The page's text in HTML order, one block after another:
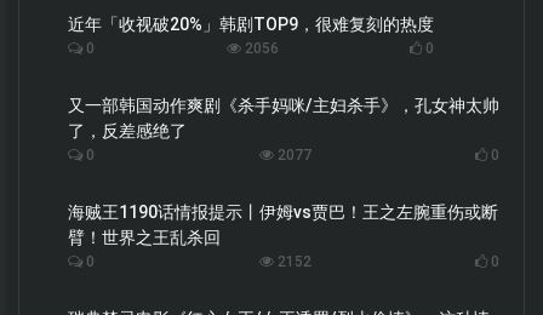
近年「收视破20%」韩剧TOP9，很难复刻的热度
0 2056 0
又一部韩国动作爽剧《杀手妈咪/主妇杀手》，孔女神太帅
了，反差感绝了
0 2077 0
海贼王1190话情报提示丨伊姆vs贾巴！王之左腕重伤或断
臂！世界之王乱杀回
0 2152 0